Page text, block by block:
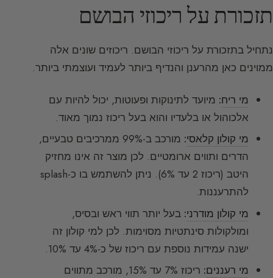
תזכורת על ריכוזי הבושם
נתחיל בתזכורת על ריכוזי הבושם. ריכוזים שונים אלה
ממוינים כאן מהרענן והנדיף ביותר לעמיד ועוצמתי ביותר.
מי ריח: מיועד לתינוקות ופעוטות, יכול להיות עם
אלכוהול או בלעדיו והוא בעל ריכוז נמוך מאוד.
מי קולון קלאסי:
מורכב ב-99% ממרכיבים טבעיים,
הדרים ותווים ארומטיים. לכן מוצר זה אינו מחזיק
היטב (ריכוז 2 עד 6%). ניתן להשתמש בו כ-splash
להתרעננות.
מי קולון מודרני: בעל יותר תווי ראש ובסיס,
ומולקולות סינתטיות מסוימות. לכן למי קולון זה
ישנה עמידות נוספת עם ריכוז של כ-4% עד 10%.
מי רעננים:
ריכוז 7% עד 15%, מורכב מתווים